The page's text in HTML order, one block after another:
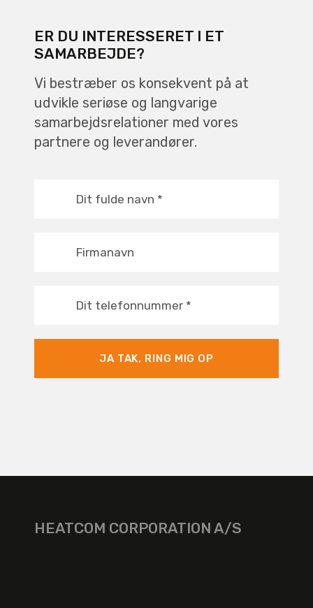
ER DU INTERESSERET I ET
SAMARBEJDE?
Vi bestræber os konsekvent på at
udvikle seriøse og langvarige
samarbejdsrelationer med vores
partnere og leverandører.
Dit fulde navn *
Firmanavn
Dit telefonnummer *
JA TAK, RING MIG OP
HEATCOM CORPORATION A/S